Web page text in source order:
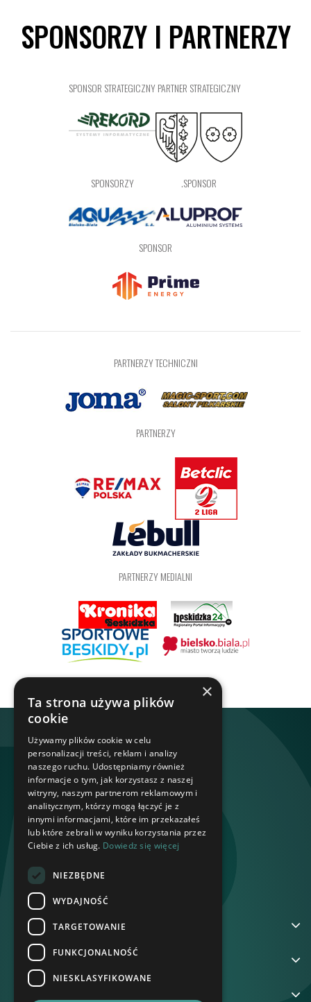
SPONSORZY I PARTNERZY
SPONSOR STRATEGICZNYPARTNER STRATEGICZNY
SPONSORZY .SPONSOR
SPONSOR
PARTNERZY TECHNICZNI
PARTNERZY
PARTNERZY MEDIALNI
GRUPA REKORD
NA SKRÓTY
×
Ta strona używa plików
cookie
Używamy plików cookie w celu
personalizacji treści, reklam i analizy
naszego ruchu. Udostępniamy również
informacje o tym, jak korzystasz z naszej
witryny, naszym partnerom reklamowym i
analitycznym, którzy mogą łączyć je z
innymi informacjami, które im przekazałeś
lub które zebrali w wyniku korzystania przez
Ciebie z ich usług. Dowiedz się więcej
NIEZBĘDNE
WYDAJNOŚĆ
TARGETOWANIE
FUNKCJONALNOŚĆ
NIESKLASYFIKOWANE